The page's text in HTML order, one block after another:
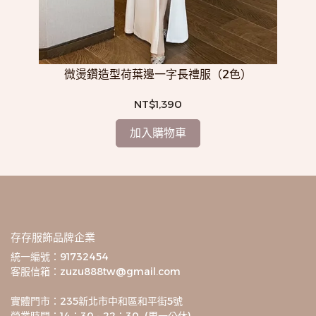
微燙鑽造型荷葉邊一字長禮服（2色）
NT$1,390
加入購物車
存存服飾品牌企業
統一編號：91732454
客服信箱：zuzu888tw@gmail.com
實體門市：235新北市中和區和平街5號